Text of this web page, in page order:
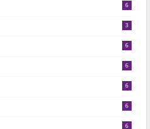
6
3
6
6
6
6
6